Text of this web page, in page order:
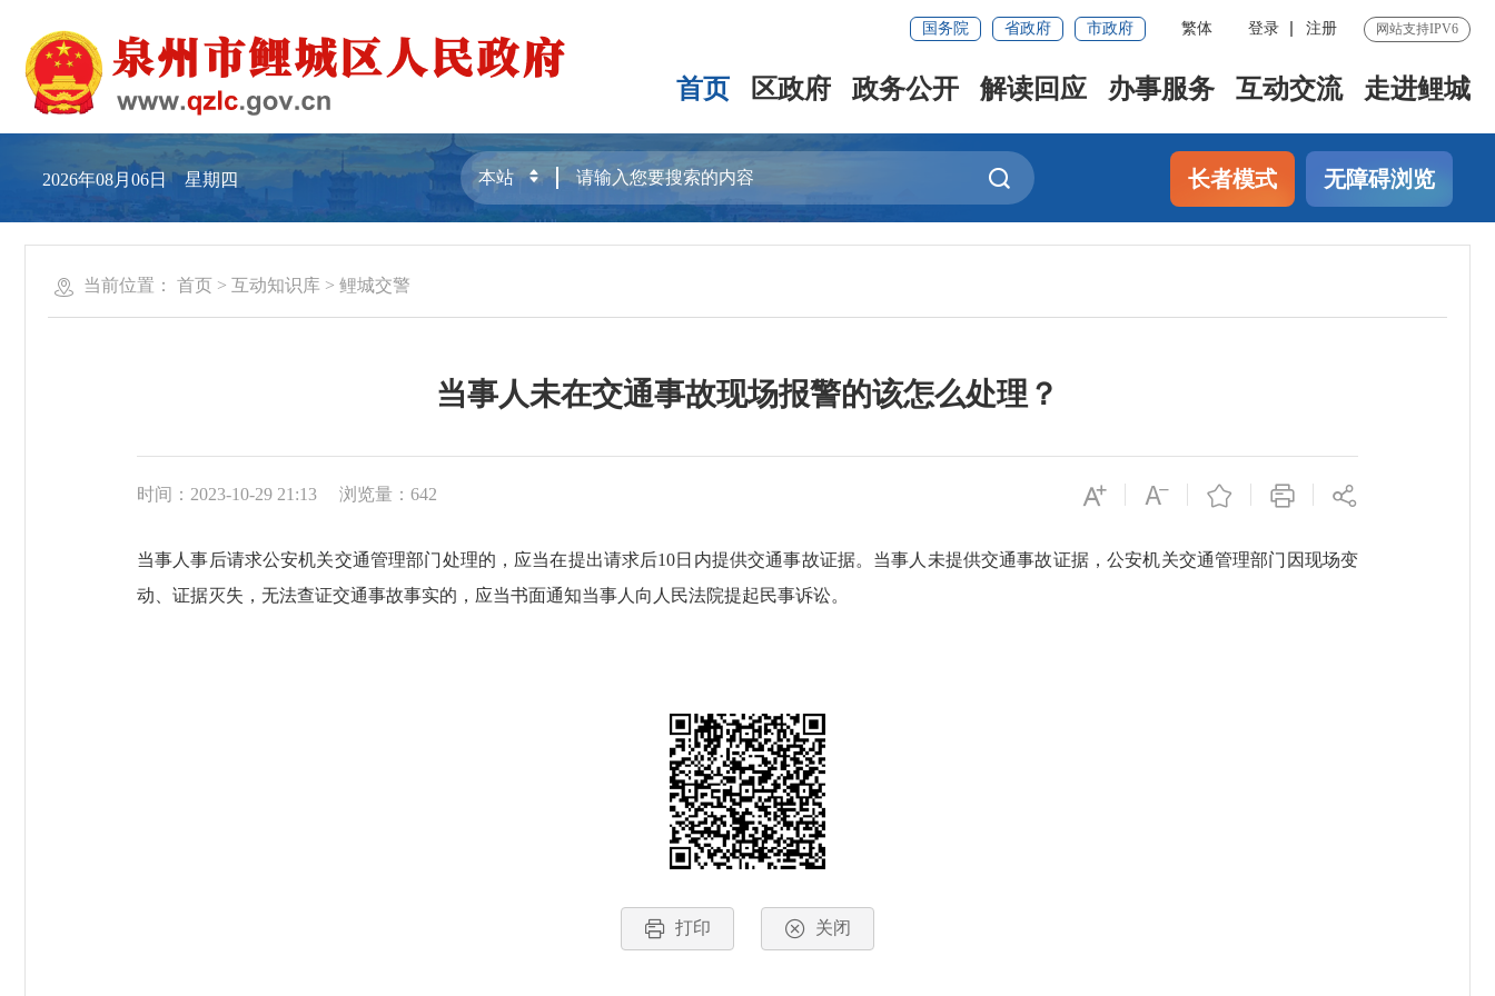
国务院 省政府 市政府 繁体 登录 注册 网站支持IPV6
首页 区政府 政务公开 解读回应 办事服务 互动交流 走进鲤城
2026年08月06日 星期四 长者模式 无障碍浏览
当前位置： 首页 > 互动知识库 > 鲤城交警
当事人未在交通事故现场报警的该怎么处理？
时间：2023-10-29 21:13 浏览量： 642
当事人事后请求公安机关交通管理部门处理的，应当在提出请求后10日内提供交通事故证据。当事人未提供交通事故证据，公安机关交通管理部门因现场变
动、证据灭失，无法查证交通事故事实的，应当书面通知当事人向人民法院提起民事诉讼。
打印 关闭